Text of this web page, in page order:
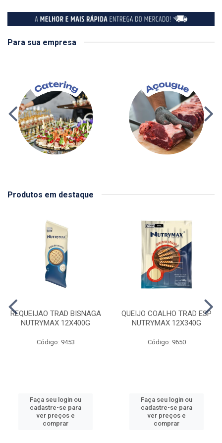
Para sua empresa
Produtos em destaque
REQUEIJAO TRAD BISNAGA
NUTRYMAX 12X400G
Código: 9453
Faça seu login ou
cadastre-se para
ver preços e
comprar
QUEIJO COALHO TRAD ESP
NUTRYMAX 12X340G
Código: 9650
Faça seu login ou
cadastre-se para
ver preços e
comprar